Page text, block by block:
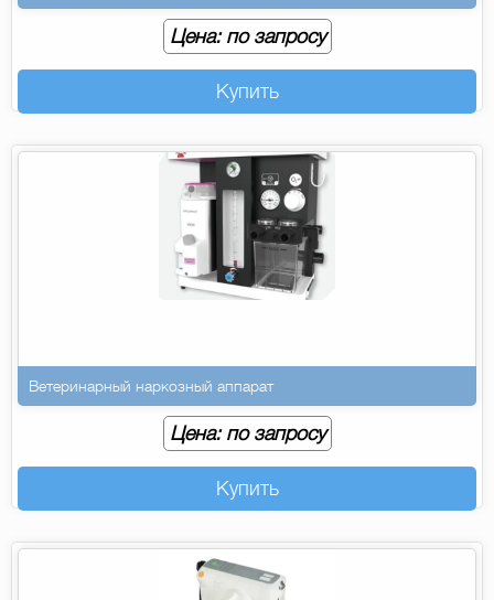
Цена: по запросу
Купить
Ветеринарный наркозный аппарат
Цена: по запросу
Купить